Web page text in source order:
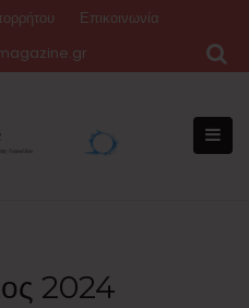
Επικοινωνία
2024